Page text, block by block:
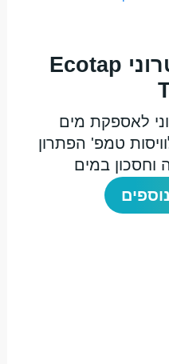
ברז מים אלקטרוני Ecotap
לאספקת מים
טמפ' הפתרון
וחסכון במים